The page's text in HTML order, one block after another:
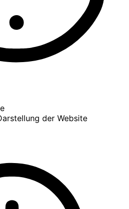
der Website